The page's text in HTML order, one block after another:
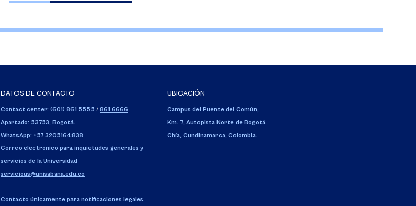
DATOS DE CONTACTO
Contact center: (601) 861 5555 / 861 6666
Apartado: 53753, Bogotá.
WhatsApp: +57 3205164838
Correo electrónico para inquietudes generales y
servicios de la Universidad
servicious@unisabana.edu.co
Contacto únicamente para notificaciones legales.
UBICACIÓN
Campus del Puente del Común,
Km. 7, Autopista Norte de Bogotá.
Chía, Cundinamarca, Colombia.